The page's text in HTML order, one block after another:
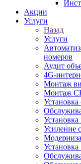
Акции
Услуги
Назад
Услуги
номеров
Аудит
4G-
Монтаж
Монтаж
Установка
Усиление